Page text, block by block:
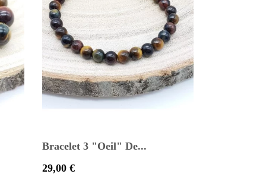
Bracelet 3 "Oeil" De...
Prix
29,00 €